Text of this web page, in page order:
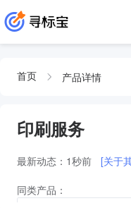
首页 产品详情
印刷服务
最新动态： 1秒前 [关于
同类产品：